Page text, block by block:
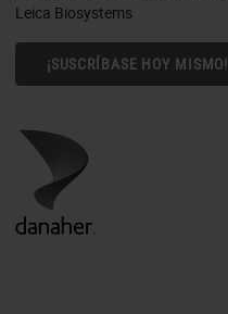
Leica Biosystems
¡SUSCRÍBASE HOY MISMO!